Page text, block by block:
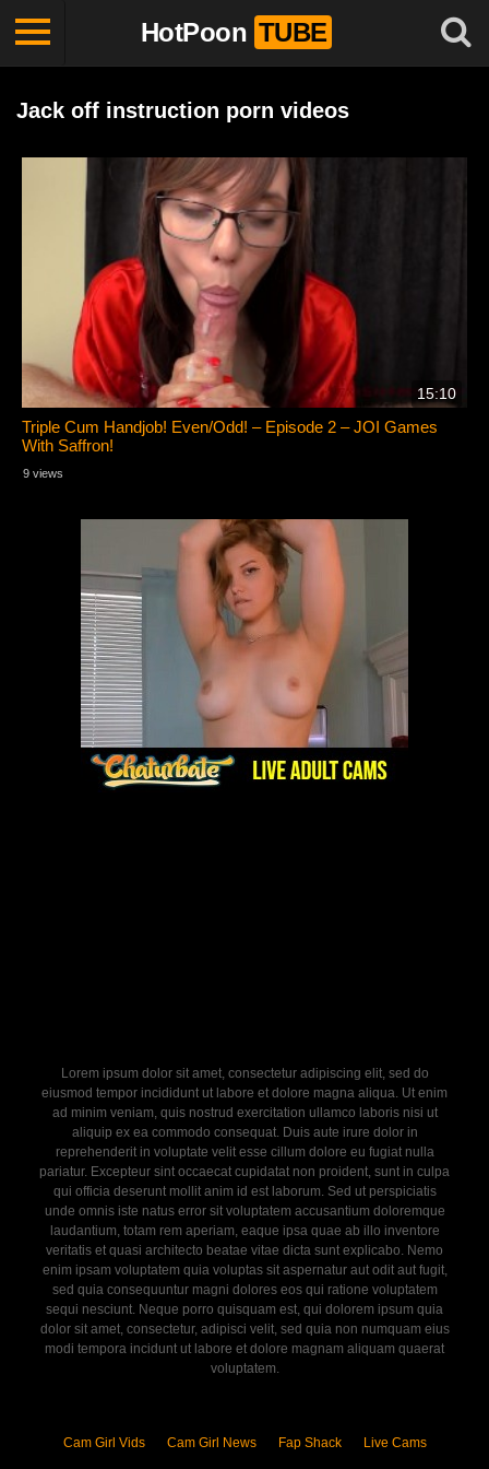
HotPoon TUBE
Jack off instruction porn videos
15:10
Triple Cum Handjob! Even/Odd! – Episode 2 – JOI Games
With Saffron!
9 views
Lorem ipsum dolor sit amet, consectetur adipiscing elit, sed do
eiusmod tempor incididunt ut labore et dolore magna aliqua. Ut enim
ad minim veniam, quis nostrud exercitation ullamco laboris nisi ut
aliquip ex ea commodo consequat. Duis aute irure dolor in
reprehenderit in voluptate velit esse cillum dolore eu fugiat nulla
pariatur. Excepteur sint occaecat cupidatat non proident, sunt in culpa
qui officia deserunt mollit anim id est laborum. Sed ut perspiciatis
unde omnis iste natus error sit voluptatem accusantium doloremque
laudantium, totam rem aperiam, eaque ipsa quae ab illo inventore
veritatis et quasi architecto beatae vitae dicta sunt explicabo. Nemo
enim ipsam voluptatem quia voluptas sit aspernatur aut odit aut fugit,
sed quia consequuntur magni dolores eos qui ratione voluptatem
sequi nesciunt. Neque porro quisquam est, qui dolorem ipsum quia
dolor sit amet, consectetur, adipisci velit, sed quia non numquam eius
modi tempora incidunt ut labore et dolore magnam aliquam quaerat
voluptatem.
Cam Girl Vids Cam Girl News Fap Shack Live Cams